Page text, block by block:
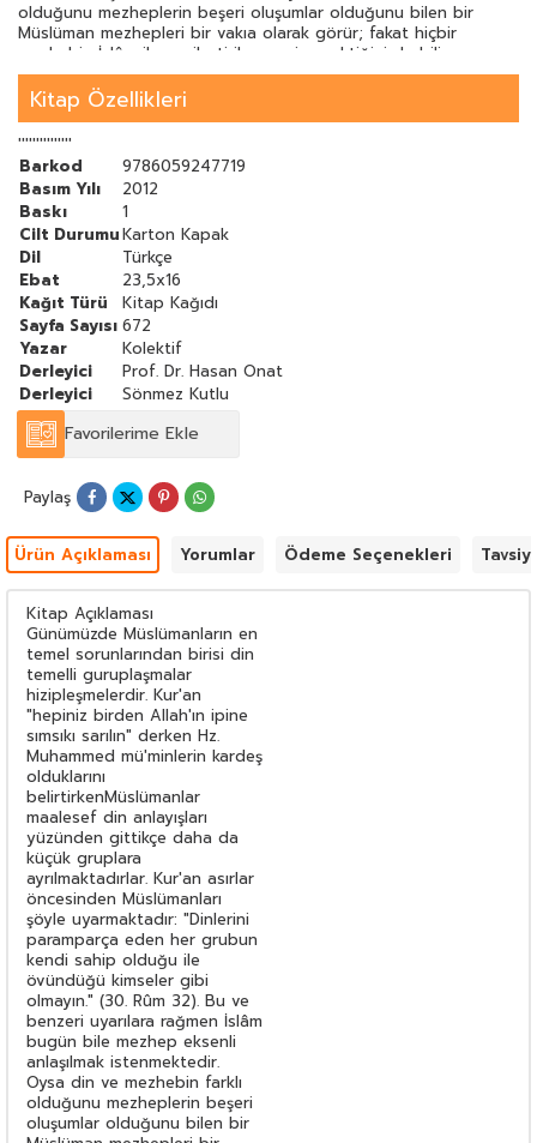
olduğunu mezheplerin beşeri oluşumlar olduğunu bilen bir
Müslüman mezhepleri bir vakıa olarak görür; fakat hiçbir
mezhebin İslâm ile aynileştirilmemesi gerektiğini de bilir.
Kitap Özellikleri
'''''''''''''''
Barkod
9786059247719
Basım Yılı
2012
Baskı
1
Cilt DurumuKarton Kapak
Dil
Türkçe
Ebat
23,5x16
Kağıt Türü
Kitap Kağıdı
Sayfa Sayısı 672
Yazar
Kolektif
Derleyici
Prof. Dr. Hasan Onat
Derleyici
Sönmez Kutlu
Favorilerime Ekle
Paylaş
Ürün Açıklaması Yorumlar Ödeme Seçenekleri
Kitap Açıklaması
Günümüzde Müslümanların en
temel sorunlarından birisi din
temelli guruplaşmalar
hizipleşmelerdir. Kur'an
"hepiniz birden Allah'ın ipine
sımsıkı sarılın" derken Hz.
Muhammed mü'minlerin kardeş
olduklarını
belirtirkenMüslümanlar
maalesef din anlayışları
yüzünden gittikçe daha da
küçük gruplara
ayrılmaktadırlar. Kur'an asırlar
öncesinden Müslümanları
şöyle uyarmaktadır: "Dinlerini
paramparça eden her grubun
kendi sahip olduğu ile
övündüğü kimseler gibi
olmayın." (30. Rûm 32). Bu ve
benzeri uyarılara rağmen İslâm
bugün bile mezhep eksenli
anlaşılmak istenmektedir.
Oysa din ve mezhebin farklı
olduğunu mezheplerin beşeri
oluşumlar olduğunu bilen bir